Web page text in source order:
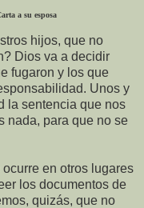
a su esposa
hijos, que no
Dios va a decidir
fugaron y los que
Unos y
la sentencia que nos
nada, para que no se
en otros lugares
los documentos de
quizás, que no